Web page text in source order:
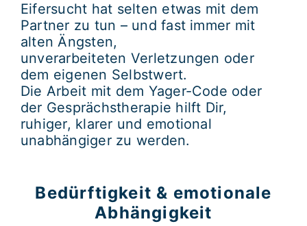
Eifersucht hat selten etwas mit dem
Partner zu tun – und fast immer mit
alten Ängsten,
unverarbeiteten Verletzungen oder
dem eigenen Selbstwert.
Die Arbeit mit dem Yager-Code oder
der Gesprächstherapie hilft Dir,
ruhiger, klarer und emotional
unabhängiger zu werden.
Bedürftigkeit & emotionale
Abhängigkeit